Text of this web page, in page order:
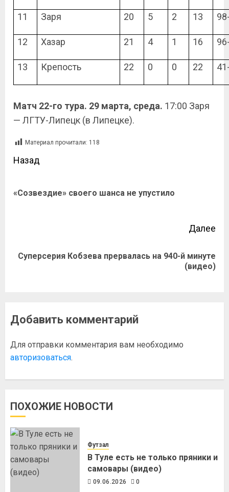
11 Заря 20 5 2 13
12 Хазар 21 4 1 16
13 Крепость 22 0 0 22
Матч 22-го тура. 29 марта, среда. 17:00 Заря
— ЛГТУ-Липецк (в Липецке).
Материал прочитали: 118
Назад
«Созвездие» своего шанса не упустило
Далее
Суперсерия Кобзева прервалась на 940-й минуте
(видео)
Добавить комментарий
Для отправки комментария вам необходимо
авторизоваться.
ПОХОЖИЕ НОВОСТИ
Футзал
В Туле есть не только пряники и
самовары (видео)
09.06.2026 0